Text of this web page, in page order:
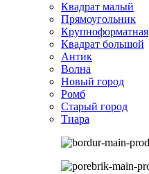
Квадрат малый
Прямоугольник
Крупноформатная
Квадрат большой
Антик
Волна
Новый город
Ромб
Старый город
Тиара